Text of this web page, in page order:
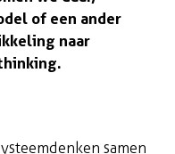
of een ander
naar
samen